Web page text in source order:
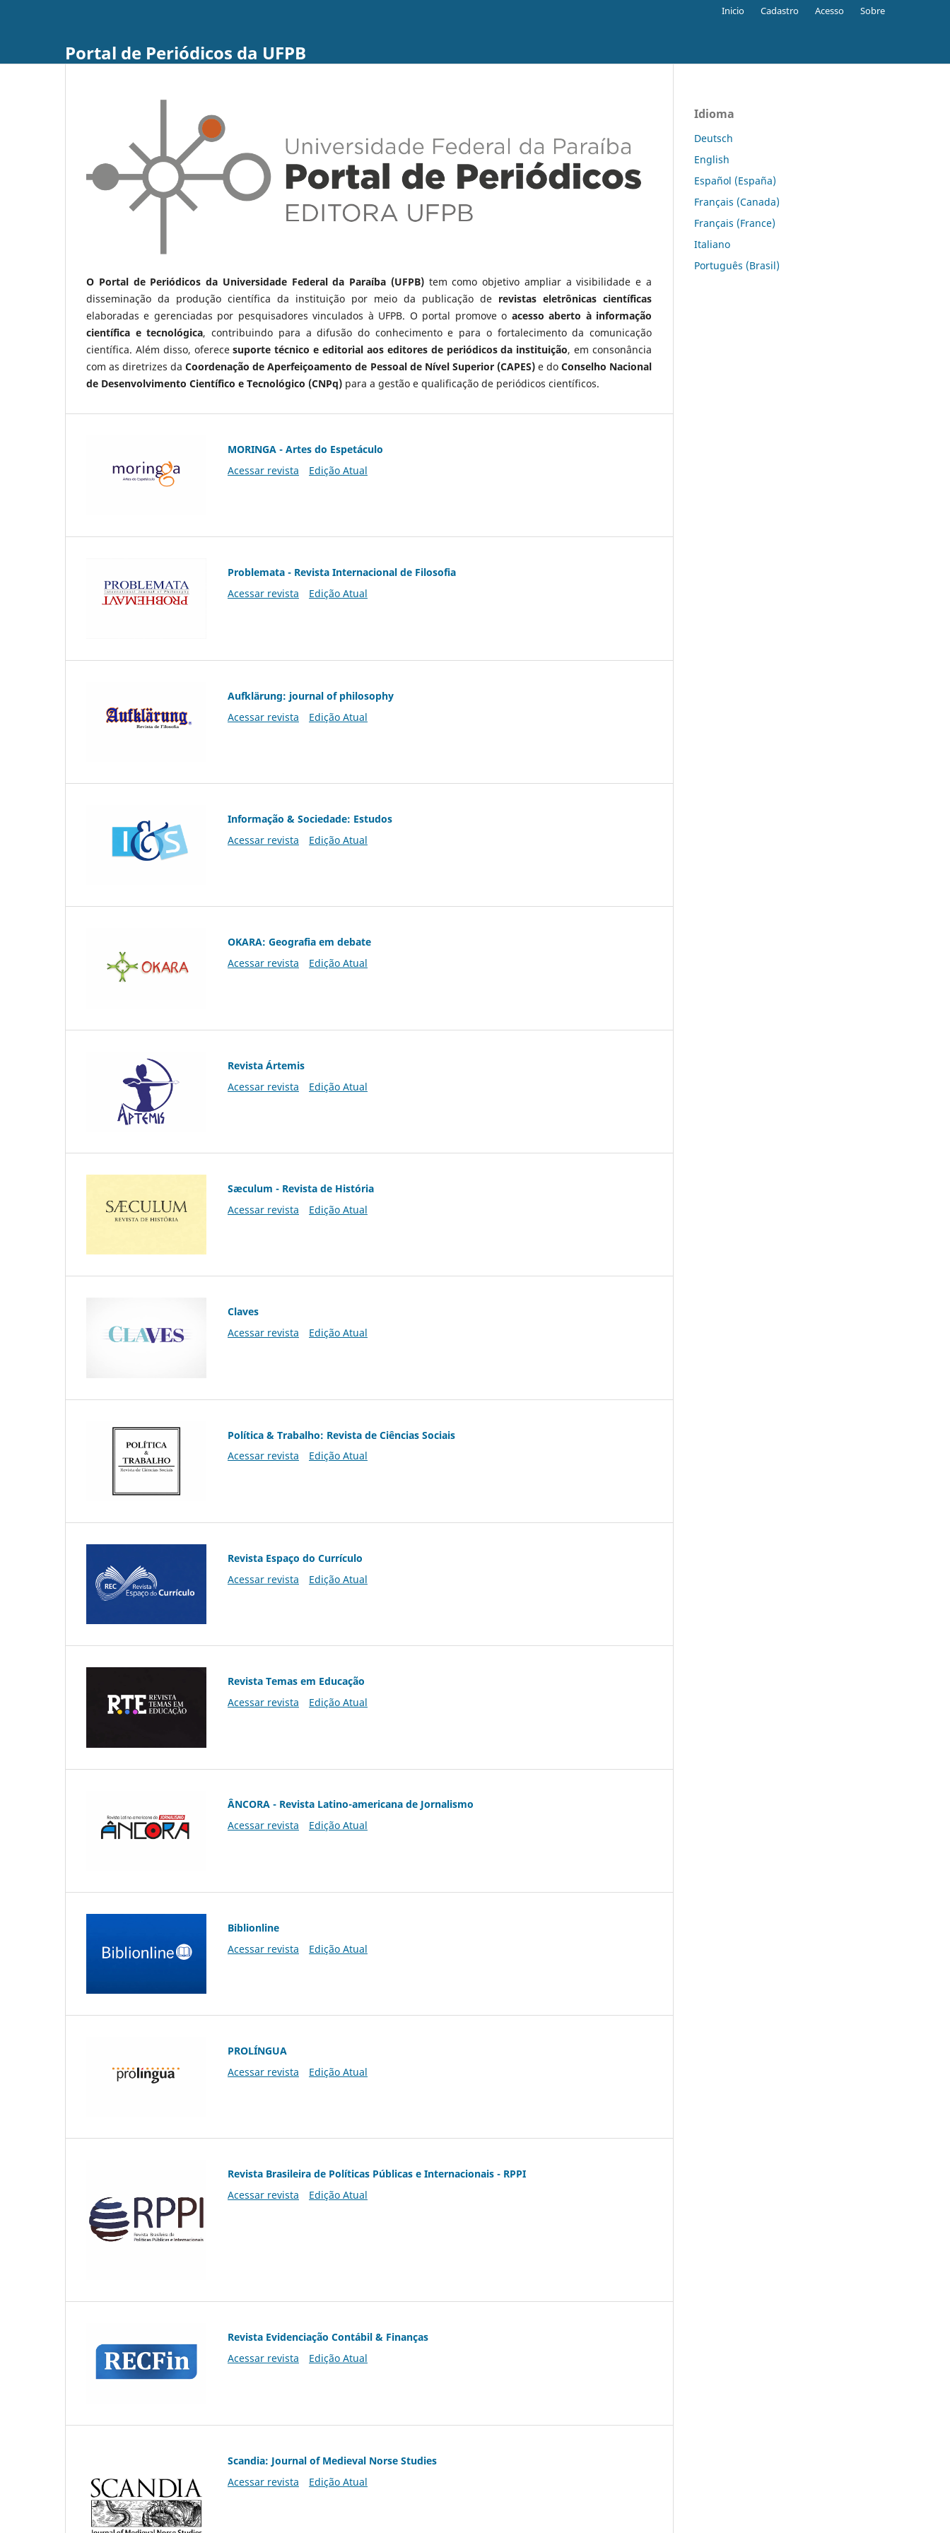
Portal de Periódicos da UFPB
Inicio Cadastro Acesso Sobre
O Portal de Periódicos da Universidade Federal da Paraíba (UFPB)tem como objetivo ampliar a visibilidade e a
disseminação da produção científica da instituição por meio da publicação de revistas eletrônicas científicas
elaboradas e gerenciadas por pesquisadores vinculados à UFPB. O portal promove o acesso aberto à informação
científica e tecnológica, contribuindo para a difusão do conhecimento e para o fortalecimento da comunicação
científica. Além disso, oferecesuporte técnico e editorial aos editores de periódicos da instituição, em consonância
com as diretrizes daCoordenação de Aperfeiçoamento de Pessoal de Nível Superior (CAPES)e do Conselho Nacional
de Desenvolvimento Científico e Tecnológico (CNPq) para a gestão e qualificação de periódicos científicos.
MORINGA - Artes do Espetáculo
Acessar revista
Edição Atual
Problemata - Revista Internacional de Filosofia
Acessar revista
Edição Atual
Aufklärung: journal of philosophy
Acessar revista
Edição Atual
Informação & Sociedade: Estudos
Acessar revista
Edição Atual
OKARA: Geografia em debate
Acessar revista
Edição Atual
Revista Ártemis
Acessar revista
Edição Atual
Sæculum - Revista de História
Acessar revista
Edição Atual
Claves
Acessar revista
Edição Atual
Política & Trabalho: Revista de Ciências Sociais
Acessar revista
Edição Atual
Revista Espaço do Currículo
Acessar revista
Edição Atual
Revista Temas em Educação
Acessar revista
Edição Atual
ÂNCORA - Revista Latino-americana de Jornalismo
Acessar revista
Edição Atual
Biblionline
Acessar revista
Edição Atual
PROLÍNGUA
Acessar revista
Edição Atual
Revista Brasileira de Políticas Públicas e Internacionais - RPPI
Acessar revista
Edição Atual
Revista Evidenciação Contábil & Finanças
Acessar revista
Edição Atual
Scandia: Journal of Medieval Norse Studies
Acessar revista
Edição Atual
Idioma
Deutsch
English
Español (España)
Français (Canada)
Français (France)
Italiano
Português (Brasil)